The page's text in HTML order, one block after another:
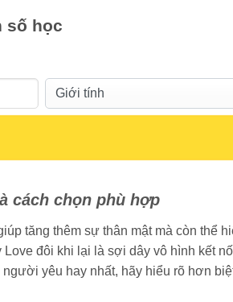
số học
cách chọn phù hợp
tăng thêm sự thân mật mà còn thể
đôi khi lại là sợi dây vô hình kết
yêu hay nhất, hãy hiểu rõ hơn